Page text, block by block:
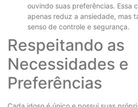
ouvindo suas preferências. Essa
apenas reduz a ansiedade, mas
senso de controle e segurança.
Respeitando as
Necessidades e
Preferências